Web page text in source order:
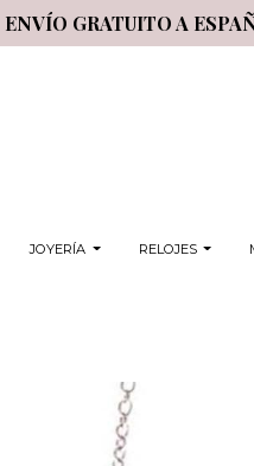
ENVÍO GRATUITO A
JOYERÍA RELOJES